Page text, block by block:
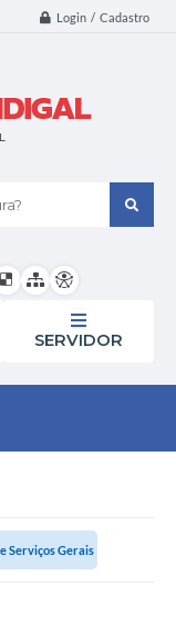
Login / Cadastro
SERVIDOR
Serviços Gerais